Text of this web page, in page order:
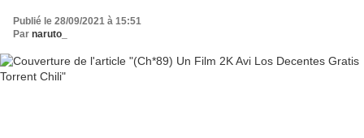
Publié le 28/09/2021 à 15:51
Par naruto_